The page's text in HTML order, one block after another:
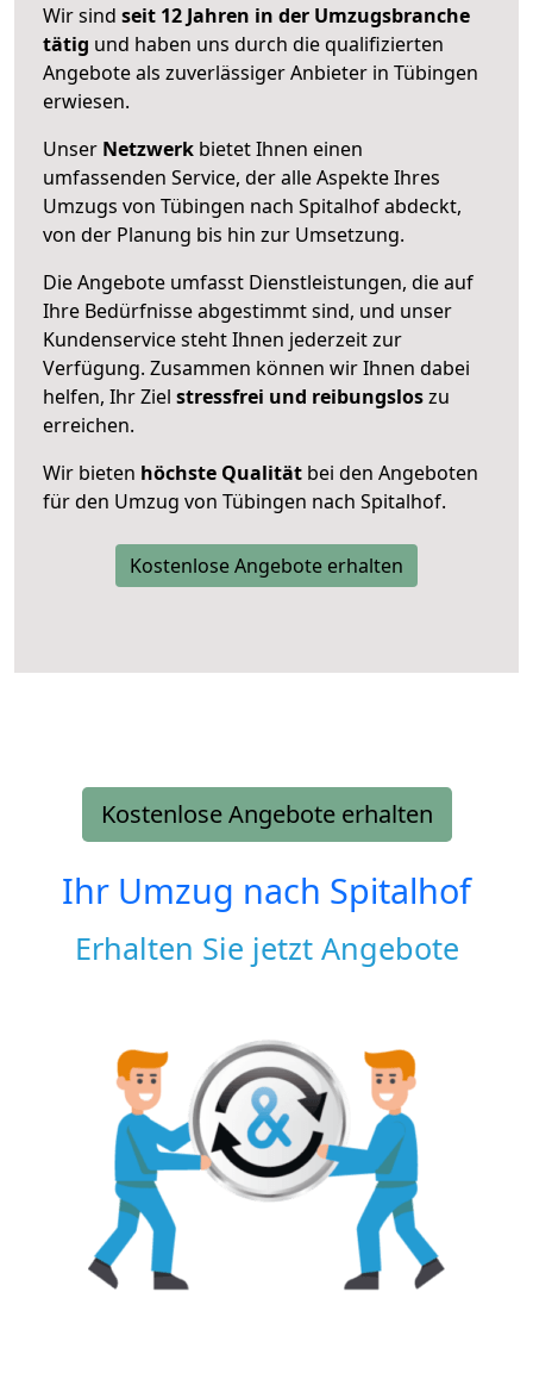
Wir sind seit 12 Jahren in der Umzugsbranche
tätig und haben uns durch die qualifizierten
Angebote als zuverlässiger Anbieter in Tübingen
erwiesen.
Unser Netzwerk bietet Ihnen einen
umfassenden Service, der alle Aspekte Ihres
Umzugs von Tübingen nach Spitalhof abdeckt,
von der Planung bis hin zur Umsetzung.
Die Angebote umfasst Dienstleistungen, die auf
Ihre Bedürfnisse abgestimmt sind, und unser
Kundenservice steht Ihnen jederzeit zur
Verfügung. Zusammen können wir Ihnen dabei
helfen, Ihr Ziel stressfrei und reibungsloszu
erreichen.
Wir bieten höchste Qualität bei den Angeboten
für den Umzug von Tübingen nach Spitalhof.
Kostenlose Angebote erhalten
Kostenlose Angebote erhalten
Ihr Umzug nach Spitalhof
Erhalten Sie jetzt Angebote